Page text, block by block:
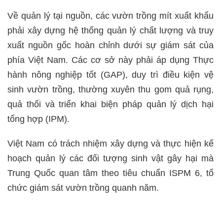
Về quản lý tại nguồn, các vườn trồng mít xuất khẩu
phải xây dựng hệ thống quản lý chất lượng và truy
xuất nguồn gốc hoàn chỉnh dưới sự giám sát của
phía Việt Nam. Các cơ sở này phải áp dụng Thực
hành nông nghiệp tốt (GAP), duy trì điều kiện vệ
sinh vườn trồng, thường xuyên thu gom quả rụng,
quả thối và triển khai biện pháp quản lý dịch hại
tổng hợp (IPM).
Việt Nam có trách nhiệm xây dựng và thực hiện kế
hoạch quản lý các đối tượng sinh vật gây hại mà
Trung Quốc quan tâm theo tiêu chuẩn ISPM 6, tổ
chức giám sát vườn trồng quanh năm.